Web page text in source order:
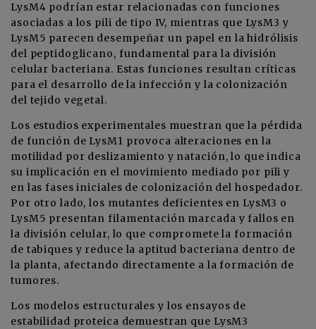
LysM4 podrían estar relacionadas con funciones
asociadas a los pili de tipo IV, mientras que LysM3 y
LysM5 parecen desempeñar un papel en la hidrólisis
del peptidoglicano, fundamental para la división
celular bacteriana. Estas funciones resultan críticas
para el desarrollo de la infección y la colonización
del tejido vegetal.
Los estudios experimentales muestran que la pérdida
de función de LysM1 provoca alteraciones en la
motilidad por deslizamiento y natación, lo que indica
su implicación en el movimiento mediado por pili y
en las fases iniciales de colonización del hospedador.
Por otro lado, los mutantes deficientes en LysM3 o
LysM5 presentan filamentación marcada y fallos en
la división celular, lo que compromete la formación
de tabiques y reduce la aptitud bacteriana dentro de
la planta, afectando directamente a la formación de
tumores.
Los modelos estructurales y los ensayos de
estabilidad proteica demuestran que LysM3